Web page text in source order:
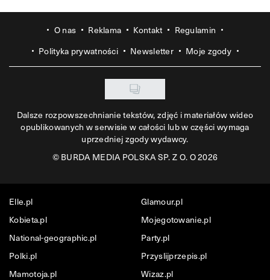
O nas Reklama Kontakt
Regulamin
Polityka prywatności
Newsletter Moje zgody
Dalsze rozpowszechnianie tekstów, zdjęć i materiałów wideo
opublikowanych w serwisie w całości lub w części wymaga
uprzedniej zgody wydawcy.
©BURDA MEDIA POLSKA SP. Z O. O 2026
Elle.pl
Glamour.pl
Kobieta.pl
Mojegotowanie.pl
National-geographic.pl
Party.pl
Polki.pl
Przyslijprzepis.pl
Mamotoja.pl
Wizaz.pl